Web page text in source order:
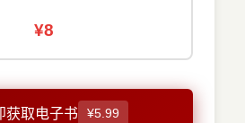
¥8
获取电子书 ¥5.99